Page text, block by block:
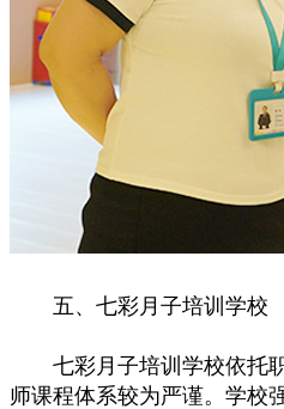
五、七彩月子培训学校
七彩月子培训学校依托
师课程体系较为严谨。学校